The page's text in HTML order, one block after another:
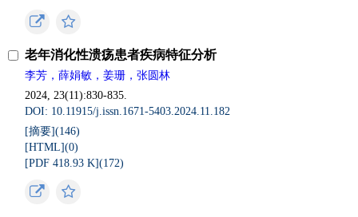
老年消化性溃疡患者疾病特征分析
李芳，薛娟敏，姜珊，张圆林
2024, 23(11):830-835.
DOI: 10.11915/j.issn.1671-5403.2024.11.182
[摘要](146)
[HTML](0)
[PDF 418.93 K](172)